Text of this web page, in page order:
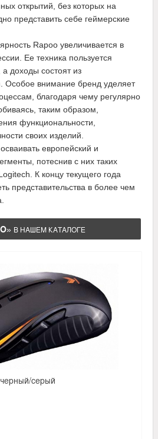
открытий, без которых на
представить себе геймерские
Rapoo увеличивается в
Ее техника пользуется
доходы состоят из
Особое внимание бренд уделяет
благодаря чему регулярно
таким образом,
функциональности,
своих изделий.
европейский и
потеснив с них таких
К концу текущего года
представительства в более чем
» В НАШЕМ КАТАЛОГЕ
серый